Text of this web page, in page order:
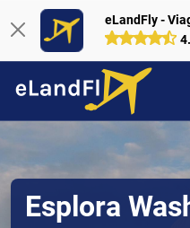
eLandFly -
Esplora